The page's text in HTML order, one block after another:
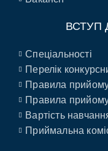
ВСТУП
Спеціальності
Перелік
Правила
Правила
Вартість
Приймальна